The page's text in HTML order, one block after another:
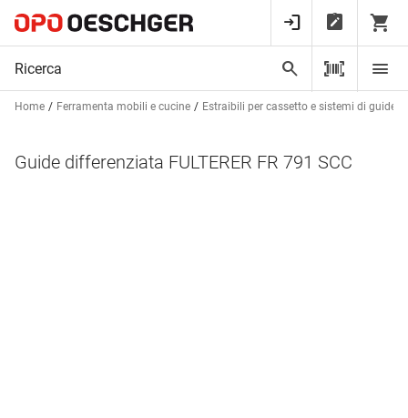
Home Ferramenta mobili e cucine Estraibili per cassetto e sistemi di guide
Guide differenziata FULTERER FR 791 SCC